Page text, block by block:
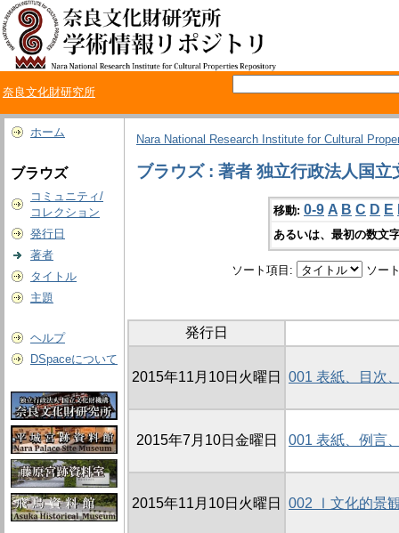
奈良文化財研究所
ホーム
ブラウズ
コミュニティ/
コレクション
発行日
著者
タイトル
主題
ヘルプ
DSpaceについて
Nara National Research Institute for Cultural
ブラウズ : 著者 独立行政法人国
移動: 0-9 A B C D E
あるいは、最初の数文
ソート項目: ソー
発行日
2015年11月10日火曜日 001 表紙、目次
2015年7月10日金曜日 001 表紙、例言
2015年11月10日火曜日 002 Ⅰ文化的景